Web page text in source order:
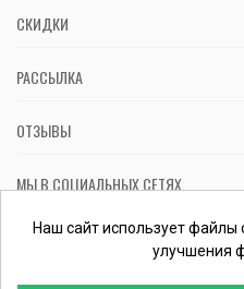
СКИДКИ
РАССЫЛКА
ОТЗЫВЫ
МЫ В СОЦИАЛЬНЫХ СЕТЯХ
Вас обслуживает ФЛП Косташ
0000 057597 от
Наш сайт использует файлы
улучшения